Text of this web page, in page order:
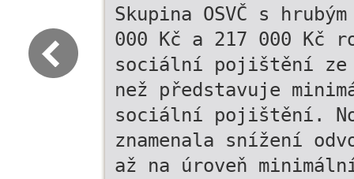
Skupina OSVČ s
000 Kč a 217 000 Kč
sociální pojištění ze
než představuje
sociální pojištění.
znamenala snížení
až na úroveň